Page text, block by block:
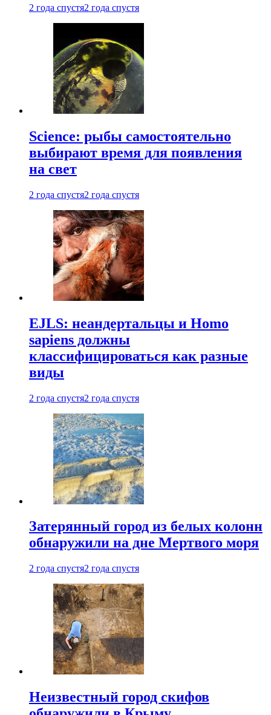
2 года спустя2 года спустя
Science: рыбы самостоятельно
выбирают время для появления
на свет
2 года спустя2 года спустя
EJLS: неандертальцы и Homo
sapiens должны
классифицироваться как разные
виды
2 года спустя2 года спустя
Затерянный город из белых колонн
обнаружили на дне Мертвого моря
2 года спустя2 года спустя
Неизвестный город скифов